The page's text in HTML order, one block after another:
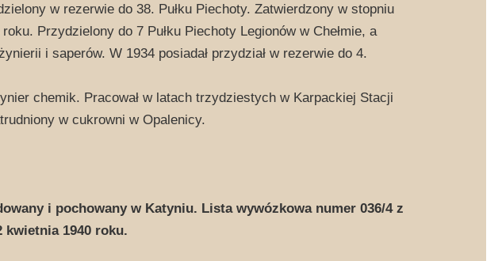
w rezerwie do 38. Pułku Piechoty. Zatwierdzony w stopniu
Przydzielony do 7 Pułku Piechoty Legionów w Chełmie, a
i saperów. W 1934 posiadał przydział w rezerwie do 4.
chemik. Pracował w latach trzydziestych w Karpackiej Stacji
w cukrowni w Opalenicy.
i pochowany w Katyniu. Lista wywózkowa numer 036/4 z
kwietnia 1940 roku.